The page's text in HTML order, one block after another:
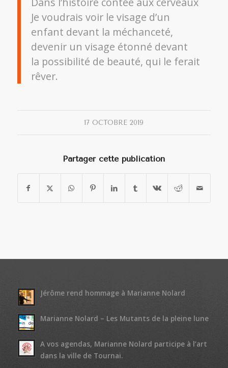
Je voudrais voir le visage d’un
enfant devant la méchanceté,
devenir un visage étonné devant
la possibilité de beauté, qui le ferait
rêver.
17 OCTOBRE 2019
Partager cette publication
Jérôme rend hommage à Marianne Nolard
Marianne Nolard – Les Mutants de la pleine lune
A vos agendas, Marianne Nolard participe à l’art
dans la ville de Tournai.